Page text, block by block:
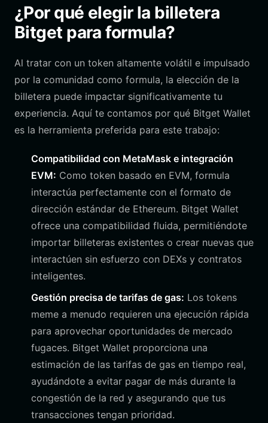
¿Por qué elegir la billetera
Bitget para formula?
Al tratar con un token altamente volátil e impulsado
por la comunidad como formula, la elección de la
billetera puede impactar significativamente tu
experiencia. Aquí te contamos por qué Bitget Wallet
es la herramienta preferida para este trabajo:
Compatibilidad con MetaMask e integración
EVM: Como token basado en EVM, formula
interactúa perfectamente con el formato de
dirección estándar de Ethereum. Bitget Wallet
ofrece una compatibilidad fluida, permitiéndote
importar billeteras existentes o crear nuevas que
interactúen sin esfuerzo con DEXs y contratos
inteligentes.
Gestión precisa de tarifas de gas: Los tokens
meme a menudo requieren una ejecución rápida
para aprovechar oportunidades de mercado
fugaces. Bitget Wallet proporciona una
estimación de las tarifas de gas en tiempo real,
ayudándote a evitar pagar de más durante la
congestión de la red y asegurando que tus
transacciones tengan prioridad.